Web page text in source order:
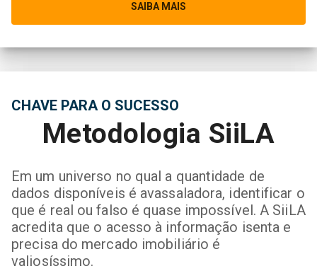
SAIBA MAIS
CHAVE PARA O SUCESSO
Metodologia SiiLA
Em um universo no qual a quantidade de
dados disponíveis é avassaladora, identificar o
que é real ou falso é quase impossível. A SiiLA
acredita que o acesso à informação isenta e
precisa do mercado imobiliário é
valiosíssimo.